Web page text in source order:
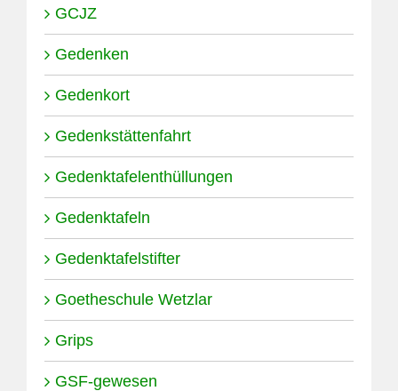
GCJZ
Gedenken
Gedenkort
Gedenkstättenfahrt
Gedenktafelenthüllungen
Gedenktafeln
Gedenktafelstifter
Goetheschule Wetzlar
Grips
GSF-gewesen